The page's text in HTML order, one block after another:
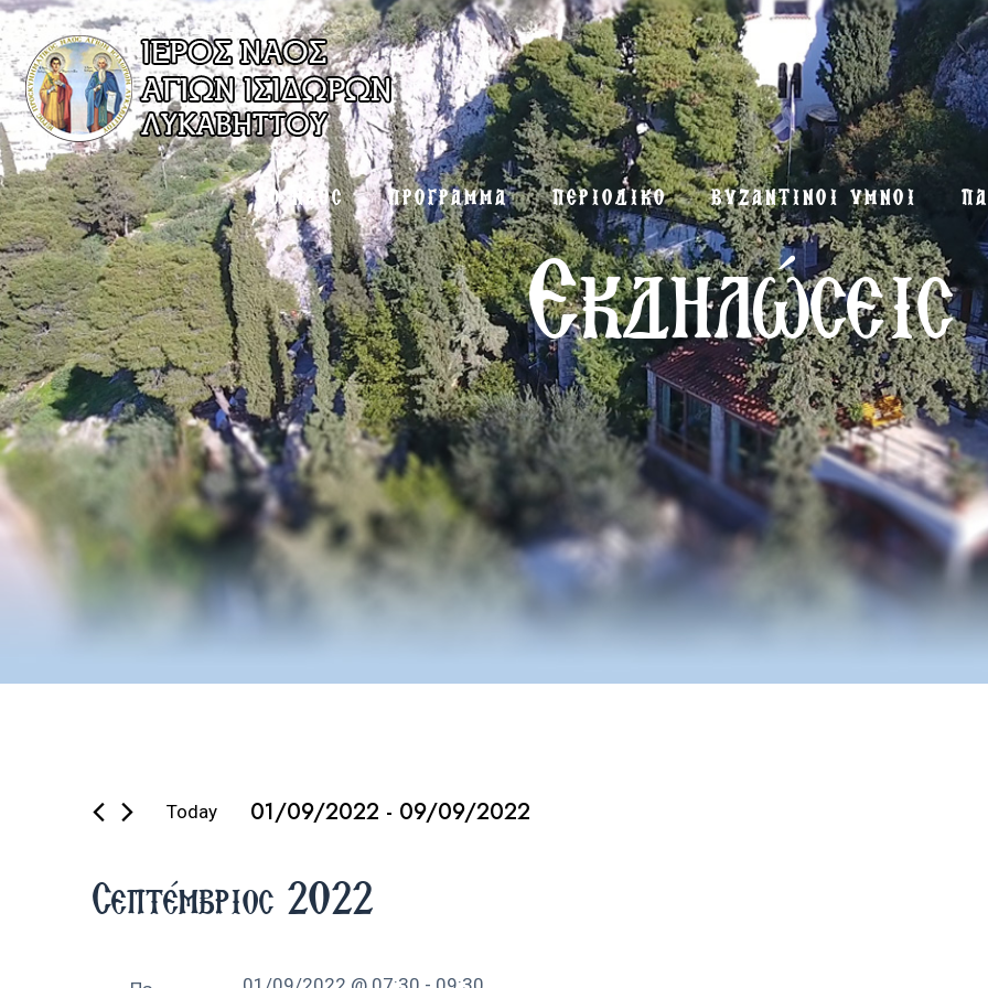
Ο ΝΑΟΣ ΠΡΟΓΡΑΜΜΑ ΠΕΡΙΟΔΙΚΟ ΒΥΖΑΝΤΙΝΟΙ ΥΜΝΟΙ
Εκδηλώσεις
Εκδηλώσεις
Today 01/09/2022 - 09/09/2022
Σεπτέμβριος 2022